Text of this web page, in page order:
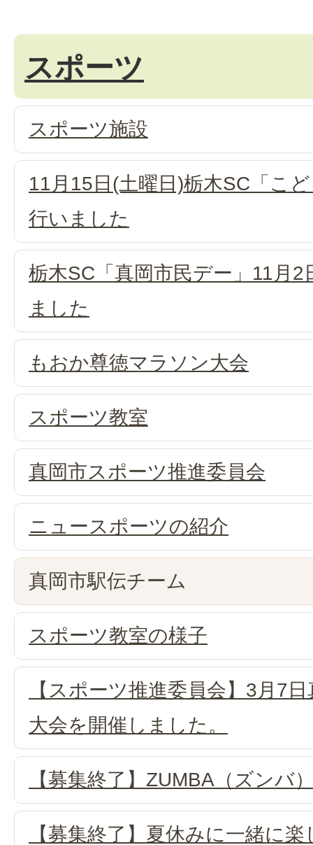
スポーツ
スポーツ施設
11月15日(土曜日)栃木SC「こ
行いました
栃木SC「真岡市民デー」11月2
ました
もおか尊徳マラソン大会
スポーツ教室
真岡市スポーツ推進委員会
ニュースポーツの紹介
真岡市駅伝チーム
スポーツ教室の様子
【スポーツ推進委員会】3月7
大会を開催しました。
【募集終了】ZUMBA（ズンバ
【募集終了】夏休みに一緒に